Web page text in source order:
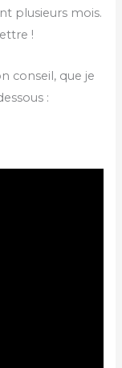
plusieurs mois.
!
conseil, que je
: